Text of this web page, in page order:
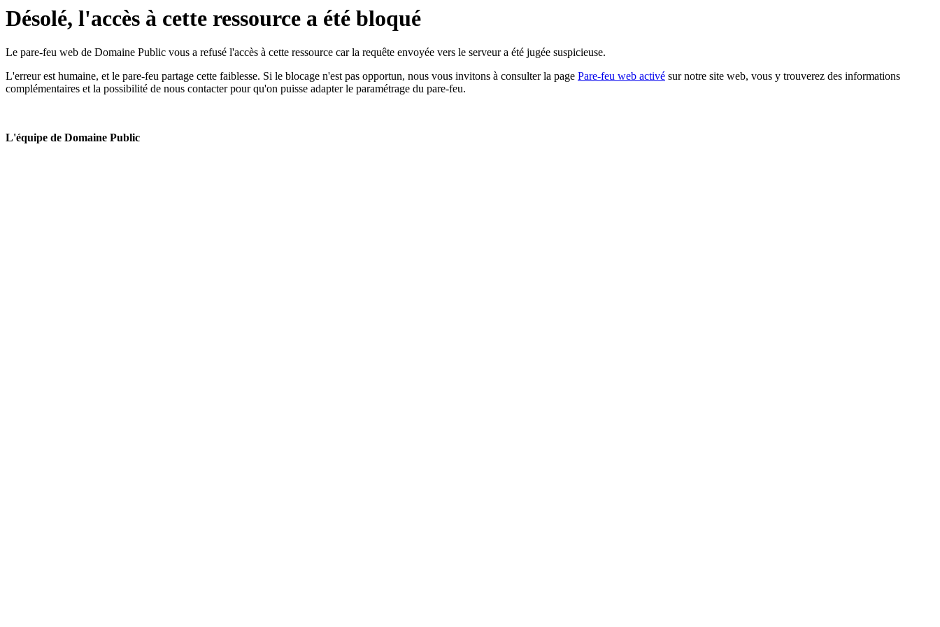
Désolé, l'accès à cette ressource a été bloqué
Le pare-feu web de Domaine Public vous a refusé l'accès à cette ressource car la requête envoyée vers le serveur a été jugée suspicieuse.
L'erreur est humaine, et le pare-feu partage cette faiblesse. Si le blocage n'est pas opportun, nous vous invitons à consulter la page Pare-feu web activé sur notre site web, vous y trouverez des informations
complémentaires et la possibilité de nous contacter pour qu'on puisse adapter le paramétrage du pare-feu.
L'équipe de Domaine Public